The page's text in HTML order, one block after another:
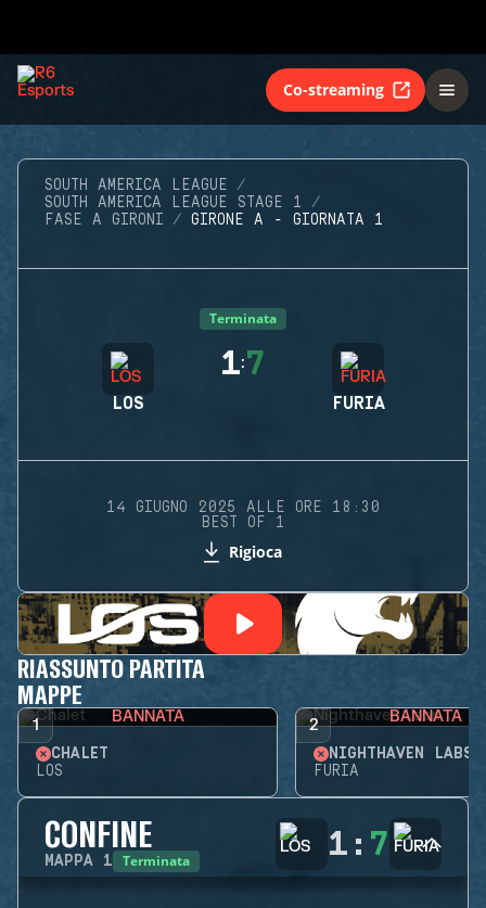
Co-streaming
SOUTH AMERICA LEAGUE
SOUTH AMERICA LEAGUE STAGE 1
FASE A GIRONI
GIRONE A - GIORNATA 1
Terminata
LOS
1:7
FURIA
14 GIUGNO 2025 ALLE ORE 18:30
BEST OF 1
Rigioca
RIASSUNTO PARTITA
MAPPE
1 BANNATA
CHALET
LOS
2 BANNATA
NIGHTHAVEN LABS
FURIA
CONFINE
MAPPA 1 Terminata 1 : 7